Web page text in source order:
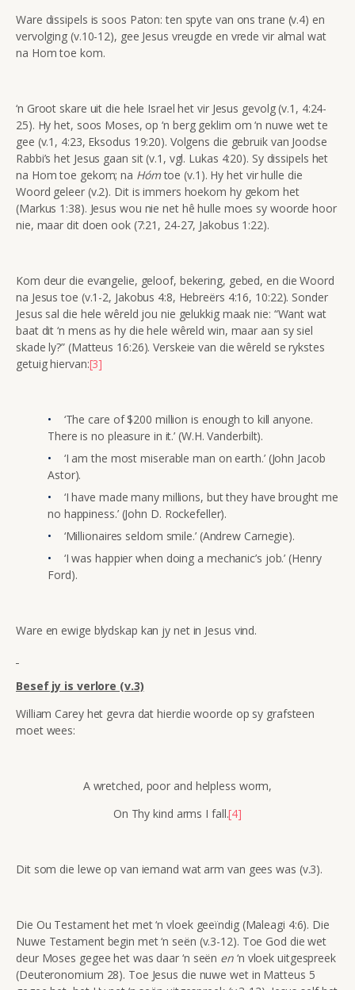
Ware dissipels is soos Paton: ten spyte van ons trane (v.4) en
vervolging (v.10-12), gee Jesus vreugde en vrede vir almal wat
na Hom toe kom.
‘n Groot skare uit die hele Israel het vir Jesus gevolg (v.1, 4:24-
25). Hy het, soos Moses, op ‘n berg geklim om ‘n nuwe wet te
gee (v.1, 4:23, Eksodus 19:20). Volgens die gebruik van Joodse
Rabbi’s het Jesus gaan sit (v.1, vgl. Lukas 4:20). Sy dissipels het
na Hom toe gekom; na Hómtoe (v.1). Hy het vir hulle die
Woord geleer (v.2). Dit is immers hoekom hy gekom het
(Markus 1:38). Jesus wou nie net hê hulle moes sy woorde hoor
nie, maar dit doen ook (7:21, 24-27, Jakobus 1:22).
Kom deur die evangelie, geloof, bekering, gebed, en die Woord
na Jesus toe (v.1-2, Jakobus 4:8, Hebreërs 4:16, 10:22). Sonder
Jesus sal die hele wêreld jou nie gelukkig maak nie: “Want wat
baat dit ‘n mens as hy die hele wêreld win, maar aan sy siel
skade ly?” (Matteus 16:26). Verskeie van die wêreld se rykstes
getuig hiervan:[3]
‘The care of $200 million is enough to kill anyone.
There is no pleasure in it.’ (W.H. Vanderbilt).
‘I am the most miserable man on earth.’ (John Jacob
Astor).
‘I have made many millions, but they have brought me
no happiness.’ (John D. Rockefeller).
‘Millionaires seldom smile.’ (Andrew Carnegie).
‘I was happier when doing a mechanic’s job.’ (Henry
Ford).
Ware en ewige blydskap kan jy net in Jesus vind.
Besef jy is verlore (v.3)
William Carey het gevra dat hierdie woorde op sy grafsteen
moet wees:
A wretched, poor and helpless worm,
On Thy kind arms I fall.[4]
Dit som die lewe op van iemand wat arm van gees was (v.3).
Die Ou Testament het met ‘n vloek geeïndig (Maleagi 4:6). Die
Nuwe Testament begin met ‘n seën (v.3-12). Toe God die wet
deur Moses gegee het was daar ‘n seën en ‘n vloek uitgespreek
(Deuteronomium 28). Toe Jesus die nuwe wet in Matteus 5